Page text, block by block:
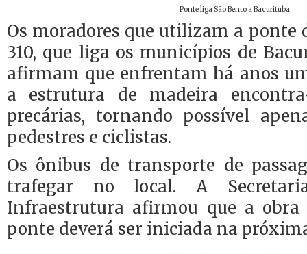
Ponte liga São Bento a Bacurituba
Os moradores que utilizam a ponte
310, que liga os municípios de
afirmam que enfrentam há anos
a estrutura de madeira
precárias, tornando possível
pedestres e ciclistas.
Os ônibus de transporte de
trafegar no local. A
Infraestrutura afirmou que a obra
ponte deverá ser iniciada na